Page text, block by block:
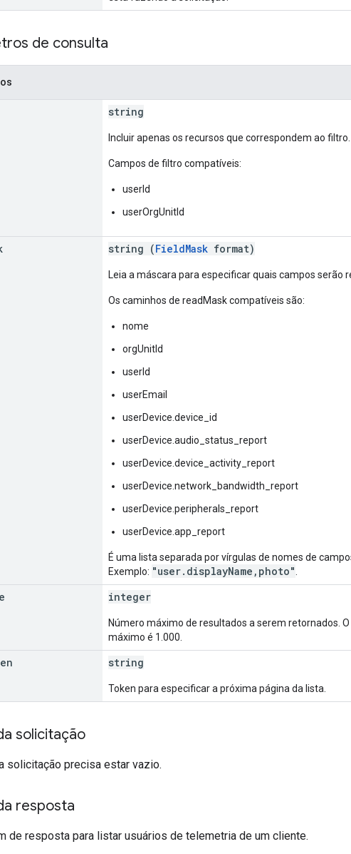
de consulta
string
Incluir apenas os recursos que correspondem ao filtro.
Campos de filtro compatíveis:
userId
userOrgUnitId
string (FieldMask format)
Leia a máscara para especificar quais campos serão
Os caminhos de readMask compatíveis são:
nome
orgUnitId
userId
userEmail
userDevice.device_id
userDevice.audio_status_report
userDevice.device_activity_report
userDevice.network_bandwidth_report
userDevice.peripherals_report
userDevice.app_report
É uma lista separada por vírgulas de nomes de
Exemplo: "user.displayName,photo"
integer
Número máximo de resultados a serem retornados.
máximo é 1.000.
string
Token para especificar a próxima página da lista.
solicitação
solicitação precisa estar vazio.
resposta
de resposta para listar usuários de telemetria de um cliente.